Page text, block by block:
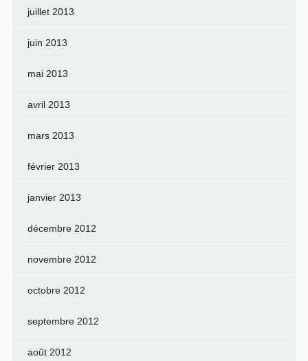
juillet 2013
juin 2013
mai 2013
avril 2013
mars 2013
février 2013
janvier 2013
décembre 2012
novembre 2012
octobre 2012
septembre 2012
août 2012